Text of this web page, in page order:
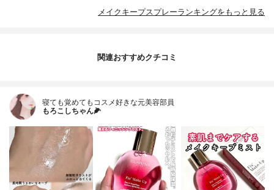
メイクキープスプレーランキングをもっと見る
関連おすすめクチコミ
寝ても覚めてもコスメ好きな元美容部員
もろこしちゃん🌽